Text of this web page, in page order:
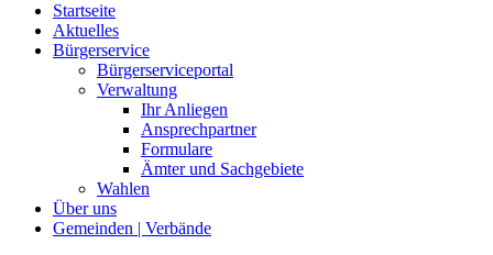
Startseite
Aktuelles
Bürgerservice
Bürgerserviceportal
Verwaltung
Ihr Anliegen
Ansprechpartner
Formulare
Ämter und Sachgebiete
Wahlen
Über uns
Gemeinden | Verbände